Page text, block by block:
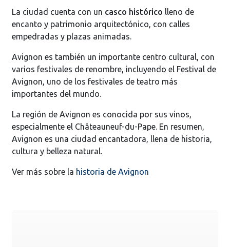
La ciudad cuenta con un casco histórico lleno de
encanto y patrimonio arquitectónico, con calles
empedradas y plazas animadas.
Avignon es también un importante centro cultural, con
varios festivales de renombre, incluyendo el Festival de
Avignon, uno de los festivales de teatro más
importantes del mundo.
La región de Avignon es conocida por sus vinos,
especialmente el Châteauneuf-du-Pape. En resumen,
Avignon es una ciudad encantadora, llena de historia,
cultura y belleza natural.
Ver más sobre la historia de Avignon